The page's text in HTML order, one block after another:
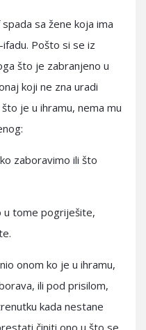
sa žene koja ima
Pošto si se iz
što je zabranjeno u
koji ne zna uradi
je u ihramu, nema mu
zaboravimo ili što
u tome pogriješite,
onom ko je u ihramu,
ili pod prisilom,
kada nestane
činiti ono u što se